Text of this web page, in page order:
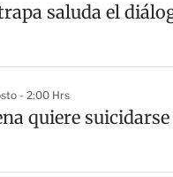
saluda el
- 2:00 Hrs
quiere suicidarse